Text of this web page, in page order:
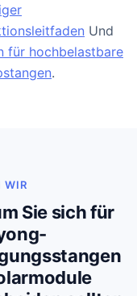
Und
für hochbelastbare
.
WIR
Sie sich für